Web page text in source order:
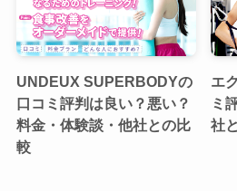
UNDEUX SUPERBODYの
口コミ評判は良い？悪い？
料金・体験談・他社との比
較
エ
ミ
社